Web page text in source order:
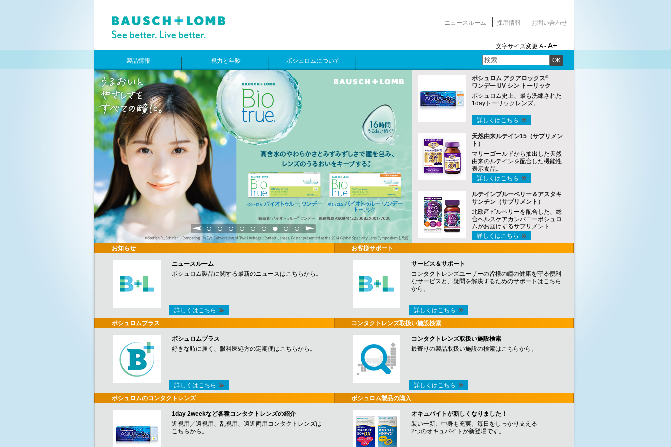
ニュースルーム 採用情報 お問い合わせ
文字サイズ変更 A - A+
OK
製品情報 視力と年齢 ボシュロムについて
1 2 3 4 5 6 7 8 9
ボシュロム アクアロックス®
ワンデー UV シン トーリック
ボシュロム史上、最も洗練された
1dayトーリックレンズ。
詳しくはこちら
天然由来ルテイン15（サプリメン
ト）
マリーゴールドから抽出した天然
由来のルテインを配合した機能性
表示食品。
詳しくはこちら
ルテインブルーベリー＆アスタキ
サンチン（サプリメント）
北欧産ビルベリーを配合した、総
合ヘルスケアカンパニーボシュロ
ムがお届けするサプリメント
詳しくはこちら
お知らせ
ニュースルーム
ボシュロム製品に関する最新のニュースはこちらから。
詳しくはこちら
ボシュロムプラス
ボシュロムプラス
好きな時に届く、眼科医処方の定期便はこちらから。
詳しくはこちら
ボシュロムのコンタクトレンズ
1day 2weekなど各種コンタクトレンズの紹介
近視用／遠視用、乱視用、遠近両用コンタクトレンズは
こちらから。
お客様サポート
サービス＆サポート
コンタクトレンズユーザーの皆様の瞳の健康を守る便利
なサービスと、疑問を解決するためのサポートはこちら
から。
詳しくはこちら
コンタクトレンズ取扱い施設検索
コンタクトレンズ取扱い施設検索
最寄りの製品取扱い施設の検索はこちらから。
詳しくはこちら
ボシュロム製品の購入
オキュバイトが新しくなりました！
装い一新、中身も充実。毎日をしっかり支える
2つのオキュバイトが新登場です。